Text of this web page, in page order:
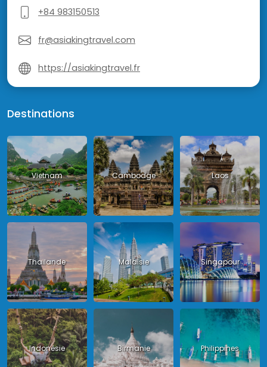
+84 983150513
fr@asiakingtravel.com
https://asiakingtravel.fr
Destinations
Vietnam Cambodge Laos
Thailande Malaisie Singapour
Indonésie Birmanie Philippines